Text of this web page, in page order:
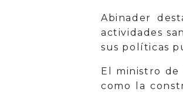
Abinader
actividades
sus políticas
El ministro de
como la